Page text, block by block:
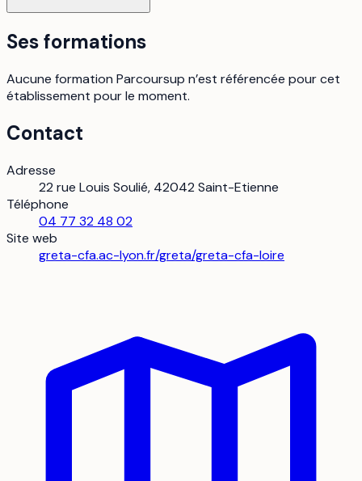
Ses formations
Aucune formation Parcoursup n’est référencée pour cet
établissement pour le moment.
Contact
Adresse
22 rue Louis Soulié, 42042 Saint-Etienne
Téléphone
04 77 32 48 02
Site web
greta-cfa.ac-lyon.fr/greta/greta-cfa-loire